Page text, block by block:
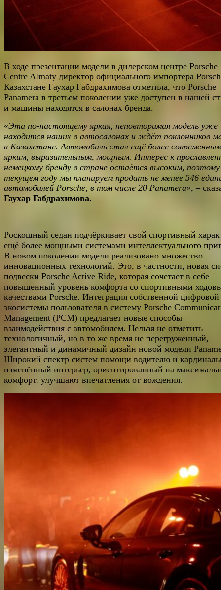
В ходе презентации модели в дилерском центре Porsche
Centre Almaty директор официального импортёра
Казахстане Гаухар Габдрахимова отметила, что Porsche
Panamera в третьем поколении уже доступен в нашей
и машины находятся в салонах бренда.
«Эта по-настоящему яркая, неповторимая модель уже
находится наших в автосалонах и ждёт поклонников
в Казахстане. Автомобиль стал ещё более
ярким, выразительным, мощным. Интерес к
немецкому бренду в стране остаётся высоким, поэтому
текущем году мы планируем продать не менее 546
автомобилей Porsche, в том числе 20 Panamera», –
Гаухар Габдрахимова.
Роскошный седан подчёркивает свой спортивный
ещё более мощными системами интеллектуального
В новом поколении модели реализовано множество
инновационных технологий. Это, в частности, новая
подвески Porsche Active Ride, которая сочетает в себе
повышенный уровень комфорта со спортивными
качествами Porsche. Интеграция собственной цифровой
экосистемы пользователя в систему Porsche
Management (PCM) предлагает новые способы
взаимодействия с автомобилем. Нельзя не отметить
технологичный, но в то же время не перегруженный,
элегантный и динамичный дизайн новой модели
Широкий спектр систем помощи водителю и
изменённый интерьер, ориентированный на
комфорт, улучшают впечатления от вождения.